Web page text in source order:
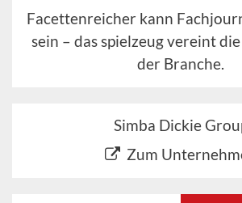
Facettenreicher kann
sein – das spielzeug vereint
der Branche.
Simba Dickie
Zum